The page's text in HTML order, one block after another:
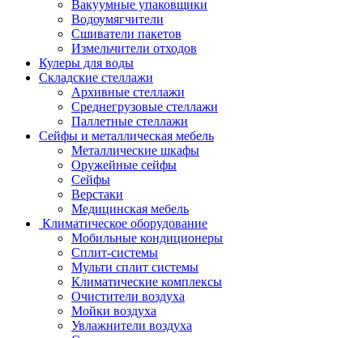
Вакуумные упаковщики
Водоумягчители
Сшиватели пакетов
Измельчители отходов
Кулеры для воды
Складские стеллажи
Архивные стеллажи
Среднегрузовые стеллажи
Паллетные стеллажи
Сейфы и металлическая мебель
Металлические шкафы
Оружейные сейфы
Сейфы
Верстаки
Медицинская мебель
Климатическое оборудование
Мобильные кондиционеры
Сплит-системы
Мульти сплит системы
Климатические комплексы
Очистители воздуха
Мойки воздуха
Увлажнители воздуха